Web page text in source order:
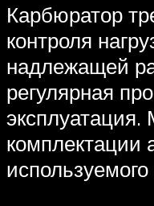
Карбюратор
контроля
надлежащей
регулярная
эксплуатация.
комплектации